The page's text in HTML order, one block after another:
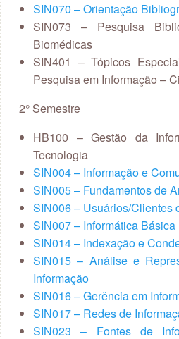
SIN070 – Orientação
SIN073 – Pesquisa
Biomédicas
SIN401 – Tópicos
Pesquisa em Informação –
2° Semestre
HB100 – Gestão da
Tecnologia
SIN004 – Informação e
SIN005 – Fundamentos de
SIN006 – Usuários/Clientes
SIN007 – Informática Básica
SIN014 – Indexação e
SIN015 – Análise e
Informação
SIN016 – Gerência em
SIN017 – Redes de
SIN023 – Fontes de